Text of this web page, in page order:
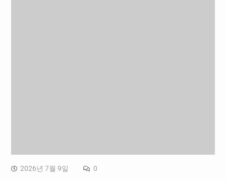
2026년 7월 9일 0